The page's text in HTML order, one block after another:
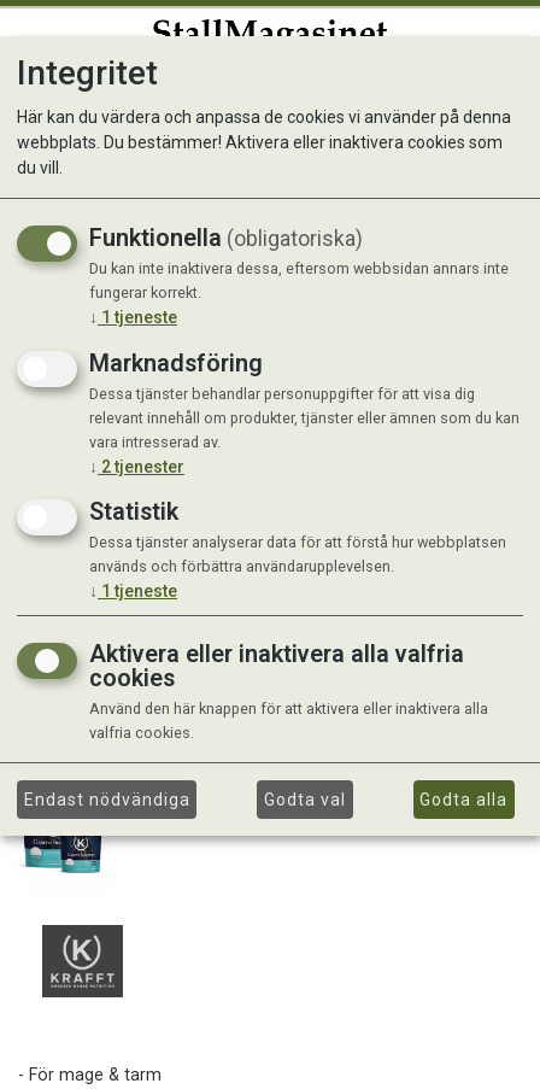
Krafft Gastrosupport
- För mage & tarm
Integritet
Här kan du värdera och anpassa de cookies vi använder på denna
webbplats. Du bestämmer! Aktivera eller inaktivera cookies som
du vill.
Funktionella (obligatoriska)
Du kan inte inaktivera dessa, eftersom webbsidan annars inte
fungerar korrekt.
↓ 1 tjeneste
Marknadsföring
Dessa tjänster behandlar personuppgifter för att visa dig
relevant innehåll om produkter, tjänster eller ämnen som du kan
vara intresserad av.
↓ 2tjenester
Statistik
Dessa tjänster analyserar data för att förstå hur webbplatsen
används och förbättra användarupplevelsen.
↓ 1 tjeneste
Aktivera eller inaktivera alla valfria
cookies
Använd den här knappen för att aktivera eller inaktivera alla
valfria cookies.
Endast nödvändiga Godta val Godta alla